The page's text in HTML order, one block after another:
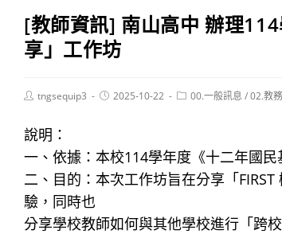
[教師資訊] 南山高中 辦理
享」工作坊
Posttngsequip3
Post2025-10-22
Post00.一般訊息 /02.教
說明：
一、依據：本校114學年度《十二年國
二、目的：本次工作坊旨在分享「
驗，同時也
分享學校教師如何與其他學校進行「跨